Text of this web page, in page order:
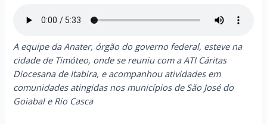
A equipe da Anater, órgão do governo federal, esteve na
cidade de Timóteo, onde se reuniu com a ATI Cáritas
Diocesana de Itabira, e acompanhou atividades em
comunidades atingidas nos municípios de São José do
Goiabal e Rio Casca